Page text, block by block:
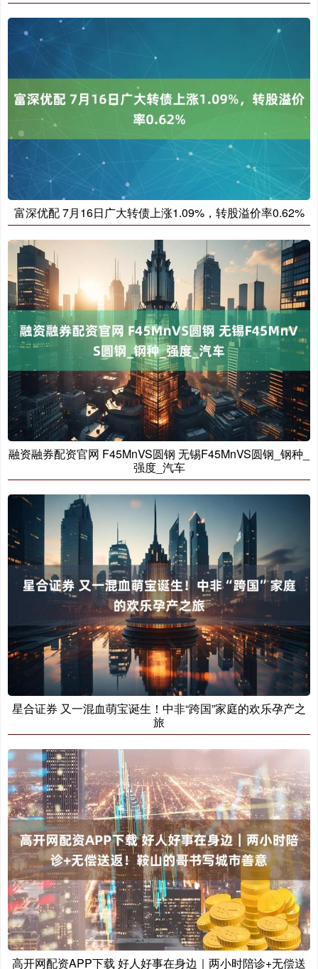
富深优配 7月16日广大转债上涨1.09%，转股溢价率0.62%
融资融券配资官网 F45MnVS圆钢 无锡F45MnVS圆钢_钢种_
强度_汽车
星合证券 又一混血萌宝诞生！中非“跨国”家庭的欢乐孕产之
旅
高开网配资APP下载 好人好事在身边｜两小时陪诊+无偿送